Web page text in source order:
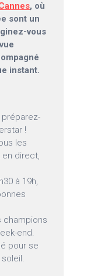
, où
sont un
vous
instant.
!
les
en direct,
à 19h,
champions
end.
pour se